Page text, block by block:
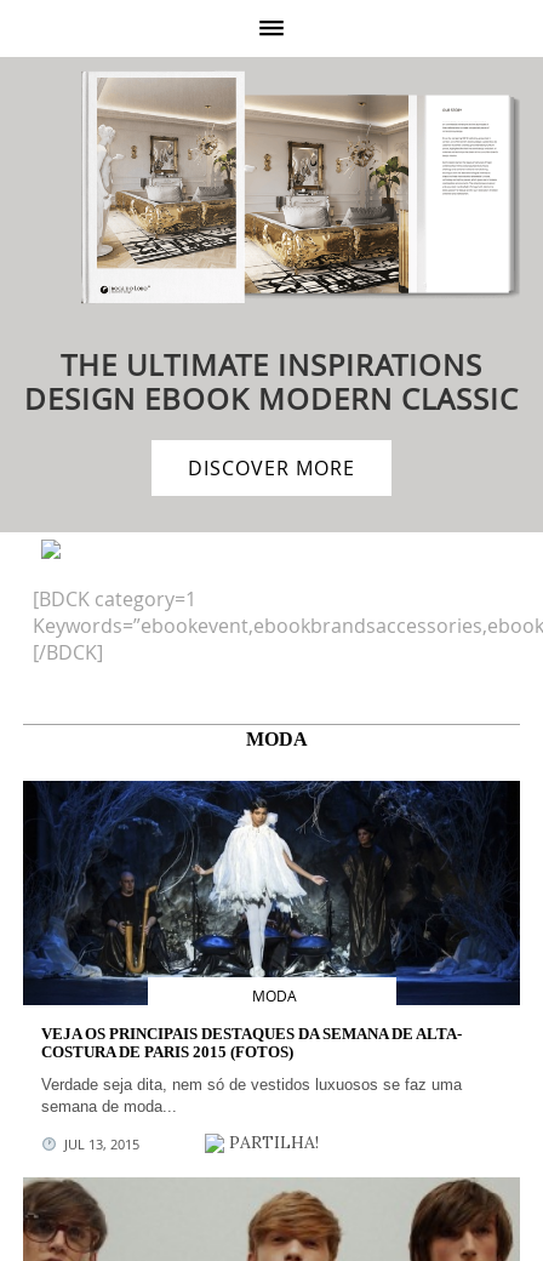
THE ULTIMATE INSPIRATIONS
DESIGN EBOOK MODERN CLASSIC
DISCOVER MORE
[BDCK category=1
[/BDCK]
MODA
MODA
VEJA OS PRINCIPAIS DESTAQUES DA SEMANA DE ALTA-
COSTURA DE PARIS 2015 (FOTOS)
Verdade seja dita, nem só de vestidos luxuosos se faz uma
semana de moda...
JUL 13, 2015 PARTILHA!